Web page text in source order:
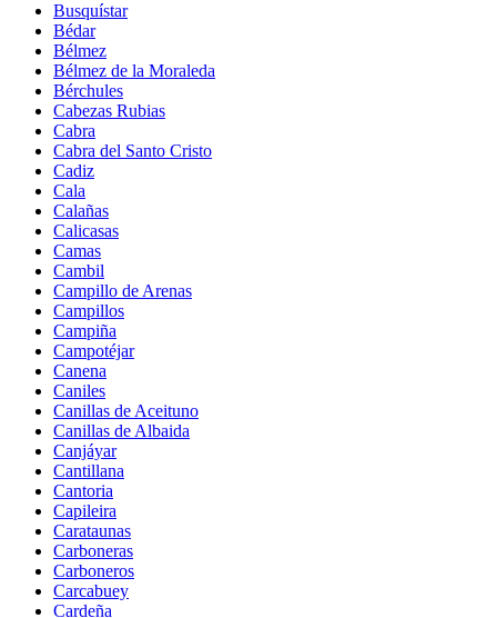
Busquístar
Bédar
Bélmez
Bélmez de la Moraleda
Bérchules
Cabezas Rubias
Cabra
Cabra del Santo Cristo
Cadiz
Cala
Calañas
Calicasas
Camas
Cambil
Campillo de Arenas
Campillos
Campiña
Campotéjar
Canena
Caniles
Canillas de Aceituno
Canillas de Albaida
Canjáyar
Cantillana
Cantoria
Capileira
Carataunas
Carboneras
Carboneros
Carcabuey
Cardeña